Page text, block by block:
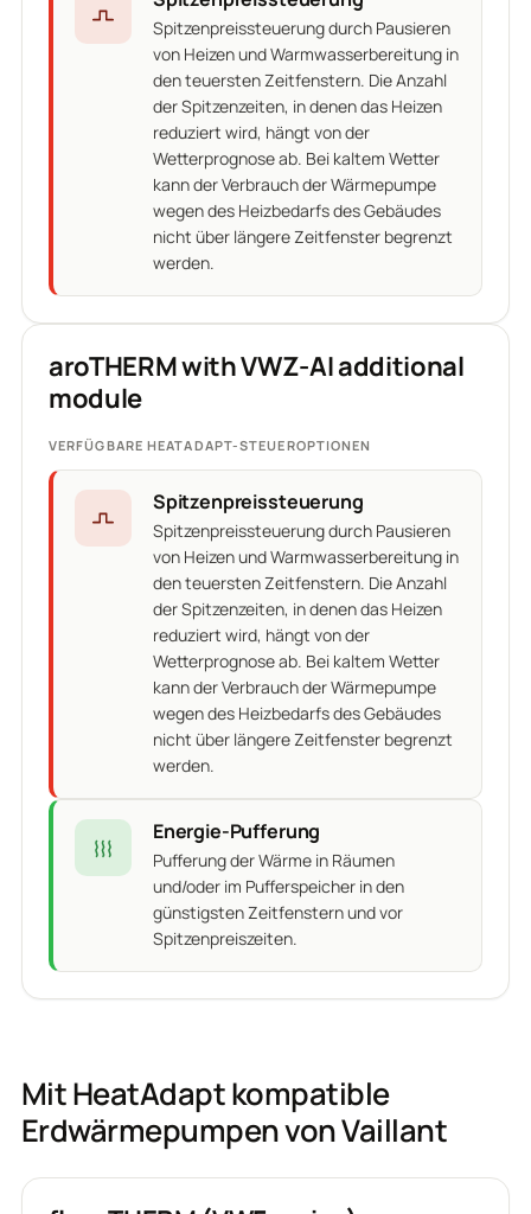
Spitzenpreissteuerung durch Pausieren
von Heizen und Warmwasserbereitung in
den teuersten Zeitfenstern. Die Anzahl
der Spitzenzeiten, in denen das Heizen
reduziert wird, hängt von der
Wetterprognose ab. Bei kaltem Wetter
kann der Verbrauch der Wärmepumpe
wegen des Heizbedarfs des Gebäudes
nicht über längere Zeitfenster begrenzt
werden.
aroTHERM with VWZ-AI additional
module
VERFÜGBARE HEATADAPT-STEUEROPTIONEN
Spitzenpreissteuerung
Spitzenpreissteuerung durch Pausieren
von Heizen und Warmwasserbereitung in
den teuersten Zeitfenstern. Die Anzahl
der Spitzenzeiten, in denen das Heizen
reduziert wird, hängt von der
Wetterprognose ab. Bei kaltem Wetter
kann der Verbrauch der Wärmepumpe
wegen des Heizbedarfs des Gebäudes
nicht über längere Zeitfenster begrenzt
werden.
Energie-Pufferung
Pufferung der Wärme in Räumen
und/oder im Pufferspeicher in den
günstigsten Zeitfenstern und vor
Spitzenpreiszeiten.
Mit HeatAdapt kompatible
Erdwärmepumpen von Vaillant